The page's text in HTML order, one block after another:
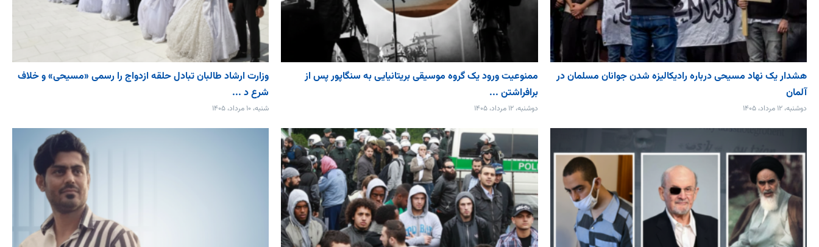
هشدار یک نهاد مسیحی درباره رادیکالیزه شدن جوانان مسلمان در
آلمان
دوشنبه، ۱۲ مرداد، ۱۴۰۵
ممنوعیت ورود یک گروه موسیقی بریتانیایی به سنگاپور پس از
برافراشتن ...
دوشنبه، ۱۲ مرداد، ۱۴۰۵
وزارت ارشاد طالبان تبادل حلقه ازدواج را رسمی «مسیحی» و خلاف
شرع د ...
شنبه، ۱۰ مرداد، ۱۴۰۵